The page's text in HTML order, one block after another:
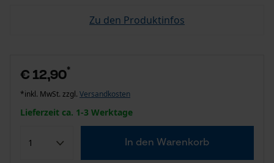
Zu den Produktinfos
€ 12,90*
*inkl. MwSt. zzgl. Versandkosten
Lieferzeit ca. 1-3 Werktage
In den Warenkorb